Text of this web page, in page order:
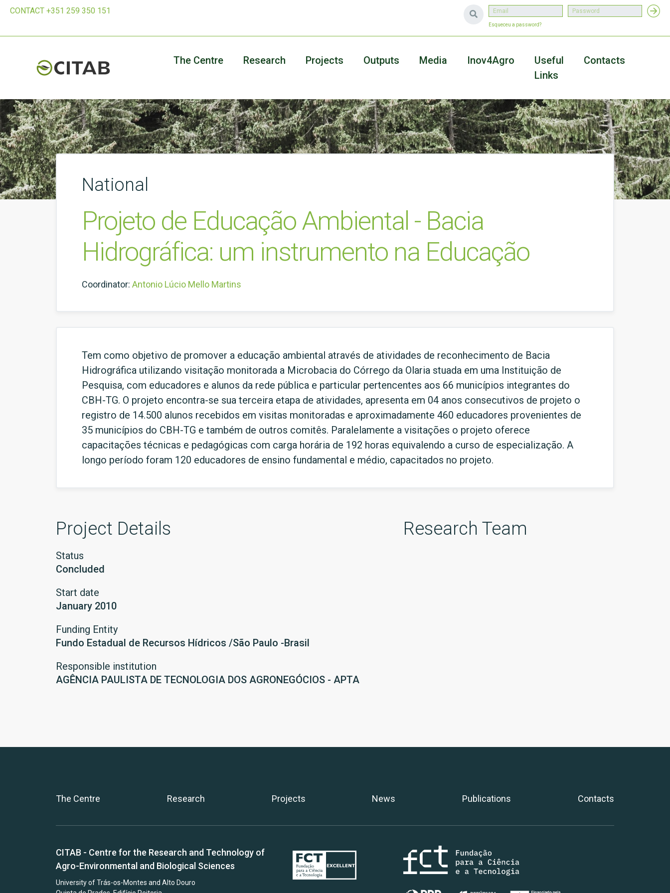
CONTACT +351 259 350 151
Esqueceu a password?
The Centre Research Projects Outputs Media Inov4Agro
Useful
Links
Contacts
National
Projeto de Educação Ambiental - Bacia
Hidrográfica: um instrumento na Educação
Coordinator: Antonio Lúcio Mello Martins
Tem como objetivo de promover a educação ambiental através de atividades de reconhecimento de Bacia
Hidrográfica utilizando visitação monitorada a Microbacia do Córrego da Olaria stuada em uma Instituição de
Pesquisa, com educadores e alunos da rede pública e particular pertencentes aos 66 municípios integrantes do
CBH-TG. O projeto encontra-se sua terceira etapa de atividades, apresenta em 04 anos consecutivos de projeto o
registro de 14.500 alunos recebidos em visitas monitoradas e aproximadamente 460 educadores provenientes de
35 municípios do CBH-TG e também de outros comitês. Paralelamente a visitações o projeto oferece
capacitações técnicas e pedagógicas com carga horária de 192 horas equivalendo a curso de especialização. A
longo período foram 120 educadores de ensino fundamental e médio, capacitados no projeto.
Project Details
Status
Concluded
Start date
January 2010
Funding Entity
Fundo Estadual de Recursos Hídricos /São Paulo -Brasil
Responsible institution
AGÊNCIA PAULISTA DE TECNOLOGIA DOS AGRONEGÓCIOS - APTA
Research Team
The Centre Research Projects News Publications Contacts
CITAB - Centre for the Research and Technology of
Agro-Environmental and Biological Sciences
University of Trás-os-Montes and Alto Douro